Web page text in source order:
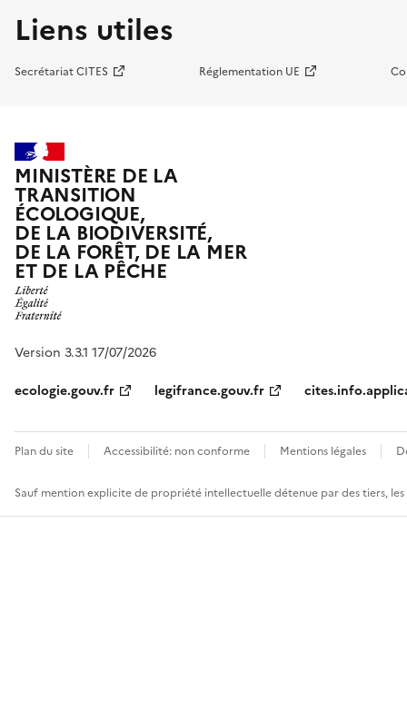
Liens utiles
Secrétariat CITES Réglementation UE
MINISTÈRE DE LA
TRANSITION
ÉCOLOGIQUE,
DE LA BIODIVERSITÉ,
DE LA FORÊT, DE LA MER
ET DE LA PÊCHE
Version 3.3.1 17/07/2026
ecologie.gouv.fr
legifrance.gouv.fr
Plan du site Accessibilité: non conforme Mentions légales
Sauf mention explicite de propriété intellectuelle détenue par des tiers,